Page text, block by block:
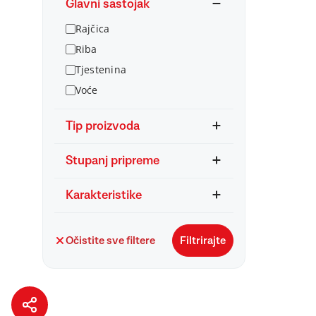
Glavni sastojak
Rajčica
Riba
Tjestenina
Voće
Tip proizvoda
Stupanj pripreme
Karakteristike
Očistite sve filtere Filtrirajte